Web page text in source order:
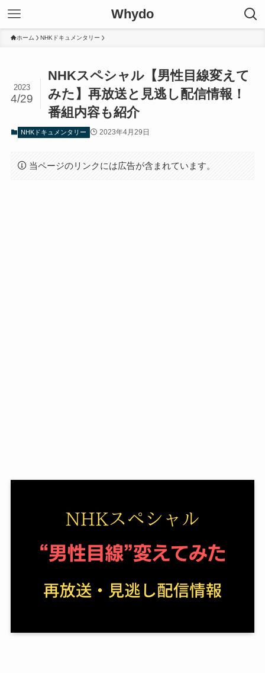
Whydo
ホーム NHKドキュメンタリー
NHKスペシャル【男性目線変えて
みた】再放送と見逃し配信情報！
番組内容も紹介
2023
4/29
NHKドキュメンタリー 2023年4月29日
当ページのリンクには広告が含まれています。